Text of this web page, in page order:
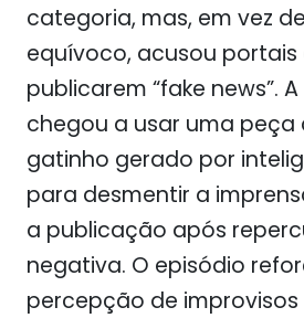
categoria, mas, em vez
equívoco, acusou
publicarem “fake news”.
chegou a usar uma peça
gatinho gerado por
para desmentir a
a publicação após
negativa. O episódio
percepção de